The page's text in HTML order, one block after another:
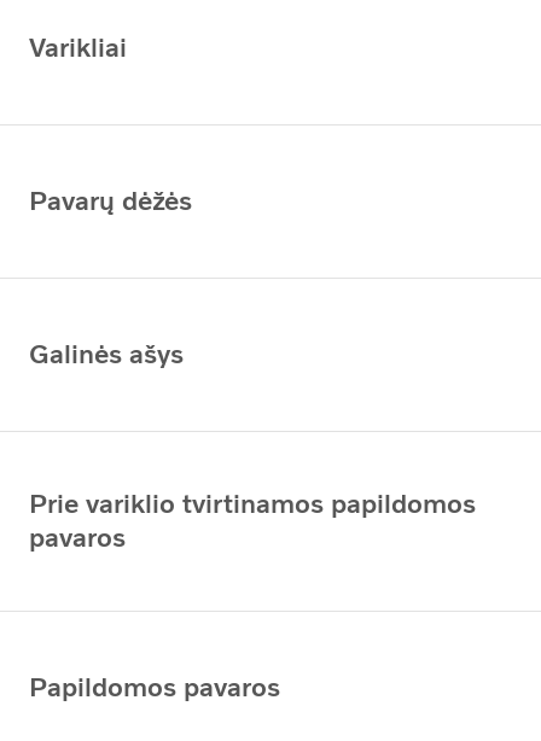
Varikliai
Pavarų dėžės
Galinės ašys
Prie variklio tvirtinamos papildomos
pavaros
Papildomos pavaros